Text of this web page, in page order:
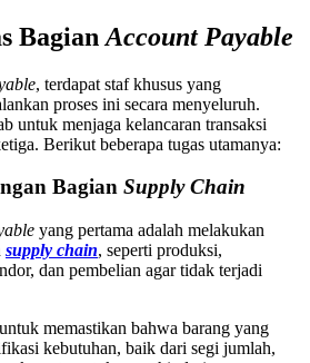
Bagian Account Payable
, terdapat staf khusus yang
proses ini secara menyeluruh.
untuk menjaga kelancaran transaksi
Berikut beberapa tugas utamanya:
Bagian Supply Chain
yang pertama adalah melakukan
supply chain, seperti produksi,
dan pembelian agar tidak terjadi
memastikan bahwa barang yang
kebutuhan, baik dari segi jumlah,